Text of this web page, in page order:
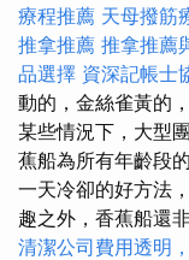
療程推薦 天母撥筋
推拿推薦 推拿推薦
品選擇 資深記帳士
動的，金絲雀黃的
某些情況下，大型
蕉船為所有年齡段
一天冷卻的好方法
趣之外，香蕉船還
清潔公司費用透明